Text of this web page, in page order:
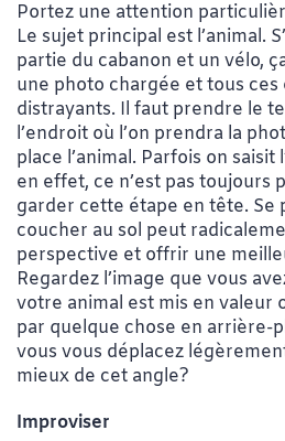
Portez une attention
Le sujet principal est l’animal.
partie du cabanon et un vélo,
une photo chargée et tous
distrayants. Il faut prendre le
l’endroit où l’on prendra la
place l’animal. Parfois on
en effet, ce n’est pas toujours
garder cette étape en tête. Se
coucher au sol peut
perspective et offrir une
Regardez l’image que vous
votre animal est mis en
par quelque chose en arrière-
vous vous déplacez
mieux de cet angle?
Improviser